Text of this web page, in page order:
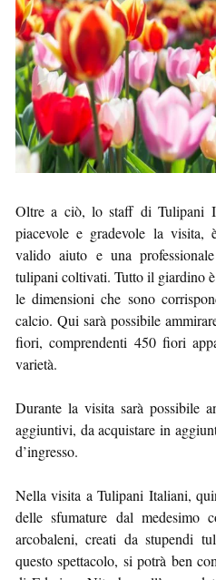
Oltre a ciò, lo staff di Tulipani
piacevole e gradevole la visita,
valido aiuto e una
tulipani coltivati. Tutto il giardino
le dimensioni che sono
calcio. Qui sarà possibile
fiori, comprendenti 450 fiori
varietà.
Durante la visita sarà possibile
aggiuntivi, da acquistare in
d’ingresso.
Nella visita a Tulipani Italiani,
delle sfumature dal medesimo
arcobaleni, creati da stupendi
questo spettacolo, si potrà ben